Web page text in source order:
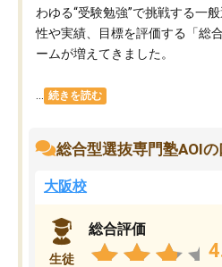
わゆる“受験勉強”で挑戦する一
性や実績、目標を評価する「総
ームが増えてきました。
続きを読む
総合型選抜専門塾AOI
大阪校
生徒
総合評価